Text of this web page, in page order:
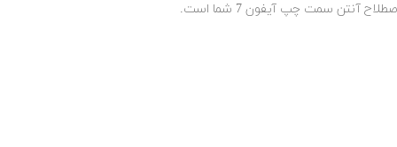
آنتن سمت چپ آیفون 7 شما است.